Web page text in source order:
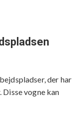
der har
vogne kan